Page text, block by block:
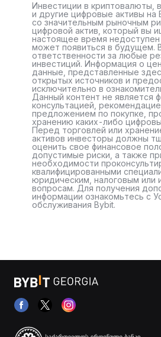
Инвестиции в криптовалюты,
и другие цифровые активы на
со значительным рыночным
цифровой актив, который вы
настоящее время недоступен
может появиться в будущем.
ответственности за любые
инвестиций. Информация о
данные, представленные
открытых источников и
исключительно в
Данный контент не является
консультацией,
предложением по покупке,
хранению каких-либо
Перед торговлей или
активов инвесторы должны
оценить свое финансовое
допустимые риски, а также
необходимости
квалифицированными
юридическим, налоговым или
вопросам. Для получения
информации ознакомьтесь с
обслуживания Bybit.